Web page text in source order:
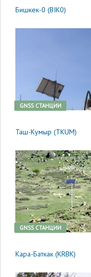
Бишкек-0 (BIK0)
GNSS CТАНЦИИ
Таш-Кумыр (TKUM)
GNSS CТАНЦИИ
Кара-Баткак (KRBK)